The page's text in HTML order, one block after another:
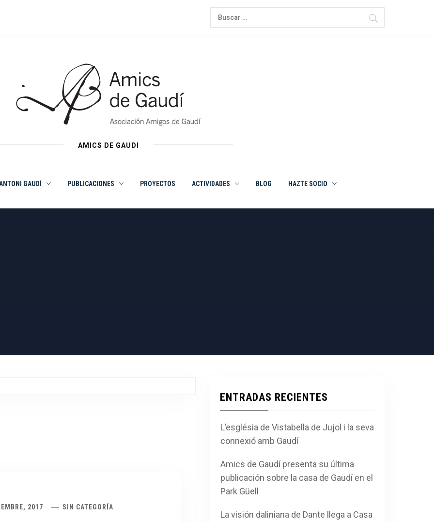
Buscar:
AMICS DE GAUDI
GAUDÍ PUBLICACIONES PROYECTOS ACTIVIDADES BLOG HAZTE SOCIO
2017 SIN CATEGORÍA
ENTRADAS RECIENTES
L’església de Vistabella de Jujol i la seva
connexió amb Gaudí
Amics de Gaudí presenta su última
publicación sobre la casa de Gaudí en el
Park Güell
La visión daliniana de Dante llega a Casa